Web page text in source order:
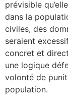
prévisible
dans la
civiles, des
seraient
concret et
une logique
volonté de
population.